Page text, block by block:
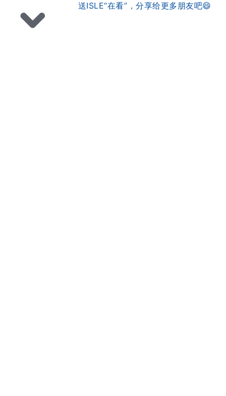
送ISLE“在看”，分享给更多朋友吧😄